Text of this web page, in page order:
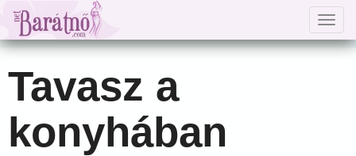
Tavasz a
konyhában